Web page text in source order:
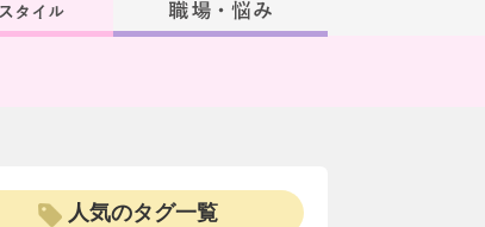
人気のタグ一覧